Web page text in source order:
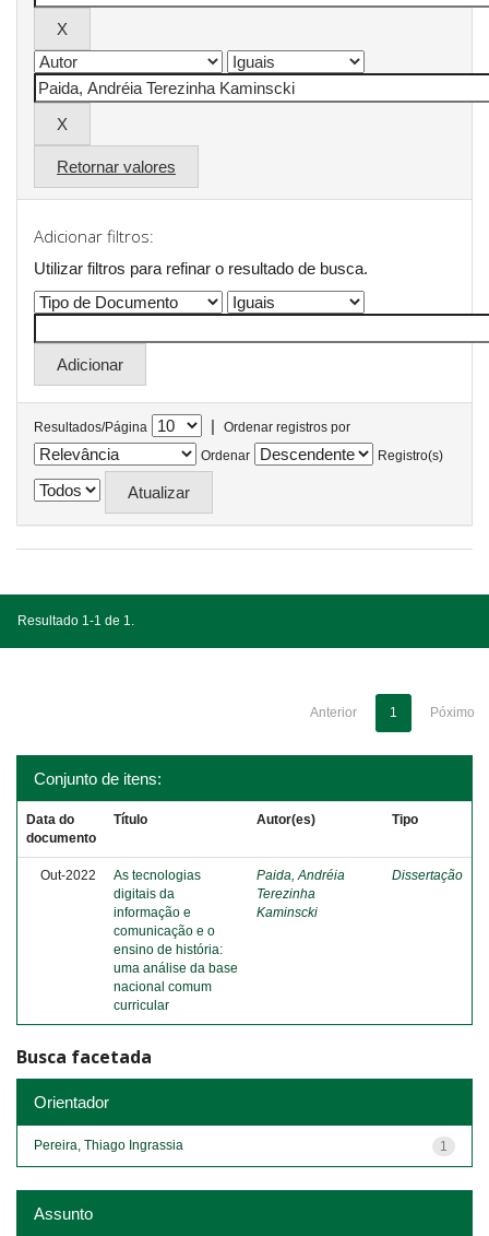
Retornar valores
Adicionar filtros:
Utilizar filtros para refinar o resultado de busca.
Resultados/Página |
Ordenar registros por
Ordenar
Registro(s)
Resultado 1-1 de 1.
Anterior 1 Póximo
Conjunto de itens:
Data do
documento
Título Autor(es) Tipo
Out-2022
As tecnologias
digitais da
informação e
comunicação e o
ensino de história:
uma análise da base
nacional comum
curricular
Paida, Andréia
Terezinha
Kaminscki
Dissertação
Busca facetada
Orientador
1
Pereira, Thiago Ingrassia
Assunto